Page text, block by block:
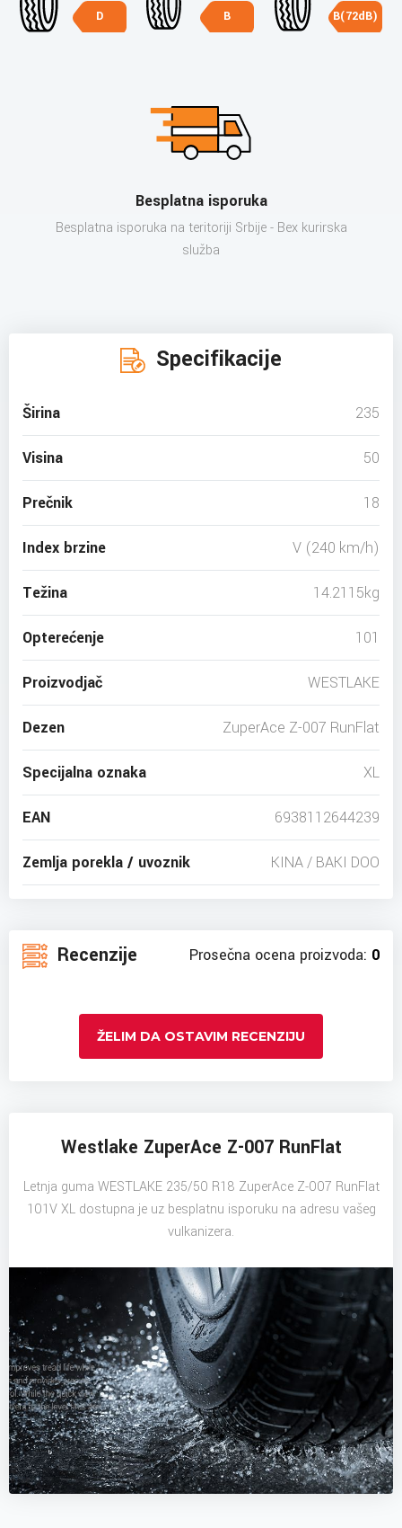
D B B(72dB)
Besplatna isporuka
Besplatna isporuka na teritoriji Srbije - Bex kurirska
služba
Specifikacije
Širina 235
Visina 50
Prečnik 18
Index brzine V (240 km/h)
Težina 14.2115kg
Opterećenje 101
Proizvodjač WESTLAKE
Dezen ZuperAce Z-007 RunFlat
Specijalna oznaka XL
EAN 6938112644239
Zemlja porekla / uvoznik KINA / BAKI DOO
Recenzije Prosečna ocena proizvoda: 0
ŽELIM DA OSTAVIM RECENZIJU
Westlake ZuperAce Z-007 RunFlat
Letnja guma WESTLAKE 235/50 R18 ZuperAce Z-007 RunFlat
101V XL dostupna je uz besplatnu isporuku na adresu vašeg
vulkanizera.